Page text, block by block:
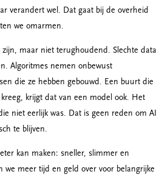
verandert wel. Dat gaat bij de overheid
we omarmen.
zijn, maar niet terughoudend. Slechte data
Algoritmes nemen onbewust
die ze hebben gebouwd. Een buurt die
krijgt dat van een model ook. Het
niet eerlijk was. Dat is geen reden om AI
te blijven.
kan maken: sneller, slimmer en
we meer tijd en geld over voor belangrijke